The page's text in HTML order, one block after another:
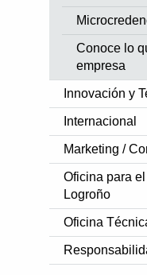
Conoce lo
empresa
Innovación y
Internacional
Marketing /
Oficina para
Logroño
Oficina